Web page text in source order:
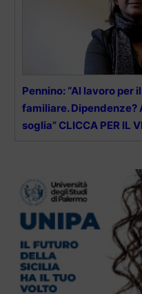
Pennino: “Al lavoro per
familiare. Dipendenze?
soglia” CLICCA PER IL